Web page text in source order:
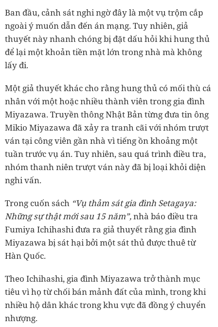
Ban đầu, cảnh sát nghi ngờ đây là một vụ trộm cắp
ngoài ý muốn dẫn đến án mạng. Tuy nhiên, giả
thuyết này nhanh chóng bị đặt dấu hỏi khi hung thủ
để lại một khoản tiền mặt lớn trong nhà mà không
lấy đi.
Một giả thuyết khác cho rằng hung thủ có mối thù cá
nhân với một hoặc nhiều thành viên trong gia đình
Miyazawa. Truyền thông Nhật Bản từng đưa tin ông
Mikio Miyazawa đã xảy ra tranh cãi với nhóm trượt
ván tại công viên gần nhà vì tiếng ồn khoảng một
tuần trước vụ án. Tuy nhiên, sau quá trình điều tra,
nhóm thanh niên trượt ván này đã bị loại khỏi diện
nghi vấn.
Trong cuốn sách “Vụ thảm sát gia đình Setagaya:
Những sự thật mới sau 15 năm”,nhà báo điều tra
Fumiya Ichihashi đưa ra giả thuyết rằng gia đình
Miyazawa bị sát hại bởi một sát thủ được thuê từ
Hàn Quốc.
Theo Ichihashi, gia đình Miyazawa trở thành mục
tiêu vì họ từ chối bán mảnh đất của mình, trong khi
nhiều hộ dân khác trong khu vực đã đồng ý chuyển
nhượng.